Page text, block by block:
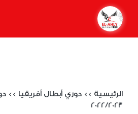
الرئيسية >> دوري أبطال أفريقيا >>
2022/2023